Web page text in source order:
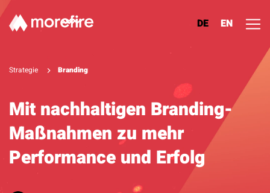
DE EN
Lösungen
Referenzen
Über uns
Know How
Strategie Branding
Mit nachhaltigen Branding-
Maßnahmen zu mehr
Performance und Erfolg